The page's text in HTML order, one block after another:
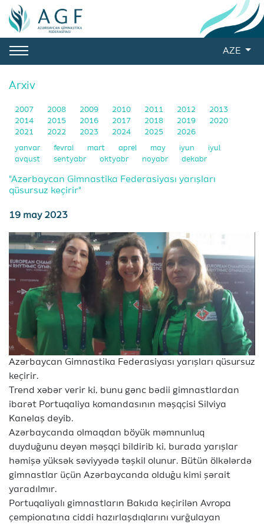
AZE
Arxiv
2007 2008 2009 2010 2011 2012
2013
2014
2015 2016 2017 2018 2019
2020
2021
2022 2023 2024 2025 2026
yanvar fevral mart aprel may iyun
iyul
avqust
sentyabr oktyabr noyabr dekabr
"Azərbaycan Gimnastika Federasiyası yarışları
qüsursuz keçirir"
19 may 2023
Azərbaycan Gimnastika Federasiyası yarışları qüsursuz
keçirir.
Trend xəbər verir ki, bunu gənc bədii gimnastlardan
ibarət Portuqaliya komandasının məşqçisi Silviya
Kanelaş deyib.
Azərbaycanda olmaqdan böyük məmnunluq
duyduğunu deyən məşqçi bildirib ki, burada yarışlar
həmişə yüksək səviyyədə təşkil olunur. Bütün ölkələrdə
gimnastlar üçün Azərbaycanda olduğu kimi şərait
yaradılmır.
Portuqaliyalı gimnastların Bakıda keçirilən Avropa
çempionatına ciddi hazırlaşdıqlarını vurğulayan